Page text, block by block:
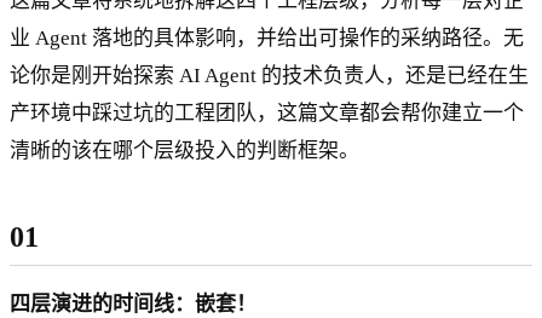
业 Agent 落地的具体影响，并给出可操作的采纳路径。无
论你是刚开始探索 AI Agent 的技术负责人，还是已经在生
产环境中踩过坑的工程团队，这篇文章都会帮你建立一个
清晰的该在哪个层级投入的判断框架。
01
四层演进的时间线：嵌套！